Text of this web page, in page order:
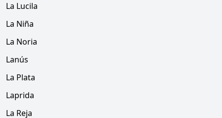
La Lucila
La Niña
La Noria
Lanús
La Plata
Laprida
La Reja